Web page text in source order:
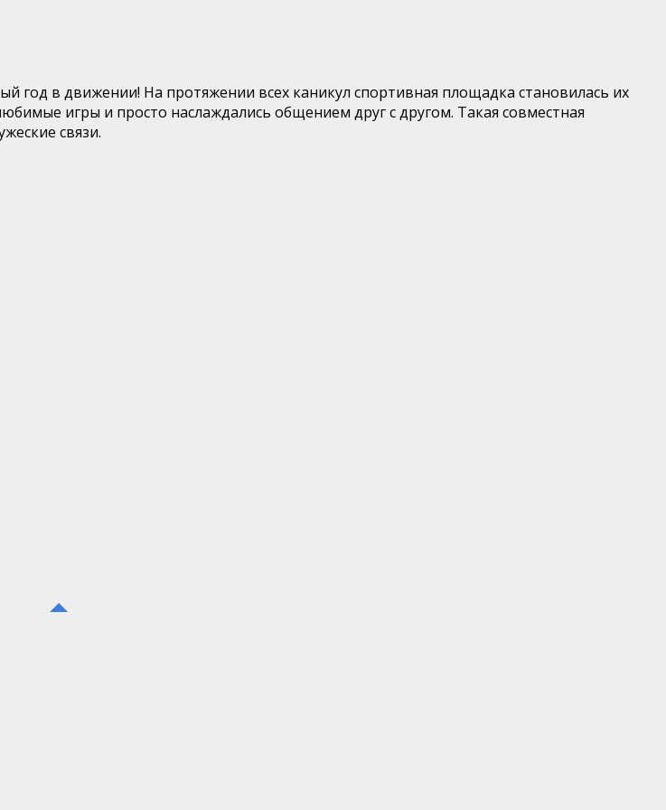
в движении! На протяжении всех каникул спортивная площадка становилась их
игры и просто наслаждались общением друг с другом. Такая совместная
связи.